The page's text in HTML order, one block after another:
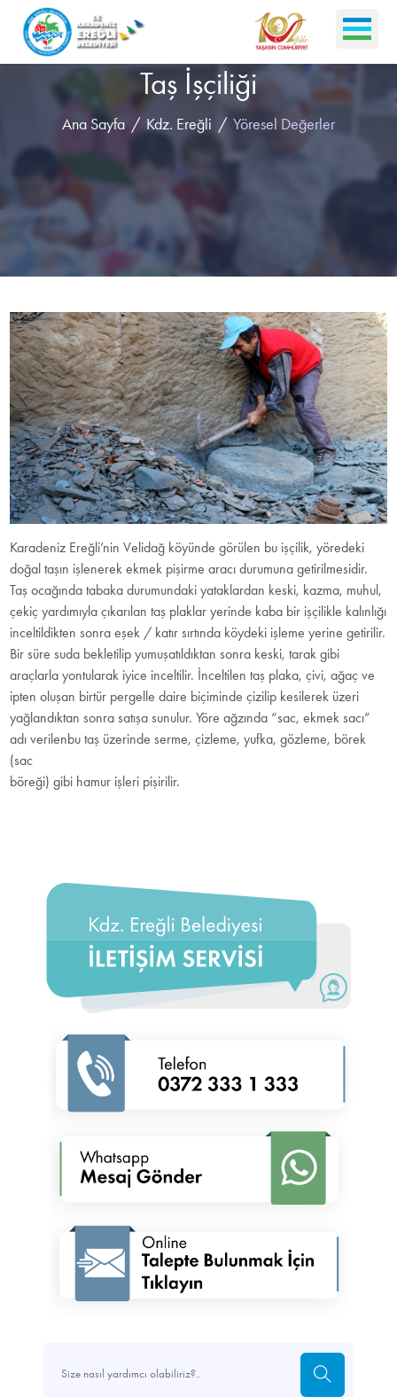
Taş İşçiliği
Ana Sayfa Kdz. Ereğli Yöresel Değerler
Karadeniz Ereğli’nin Velidağ köyünde görülen bu işçilik, yöredeki
doğal taşın işlenerek ekmek pişirme aracı durumuna getirilmesidir.
Taş ocağında tabaka durumundaki yataklardan keski, kazma, muhul,
çekiç yardımıyla çıkarılan taş plaklar yerinde kaba bir işçilikle kalınlığı
inceltildikten sonra eşek / katır sırtında köydeki işleme yerine getirilir.
Bir süre suda bekletilip yumuşatıldıktan sonra keski, tarak gibi
araçlarla yontularak iyice inceltilir. İnceltilen taş plaka, çivi, ağaç ve
ipten oluşan birtür pergelle daire biçiminde çizilip kesilerek üzeri
yağlandıktan sonra satışa sunulur. Yöre ağzında “sac, ekmek sacı”
adı verilenbu taş üzerinde serme, çizleme, yufka, gözleme, börek
(sac
böreği) gibi hamur işleri pişirilir.